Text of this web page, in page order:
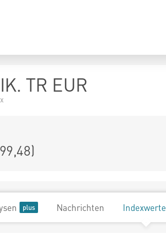
TR EUR
)
Nachrichten Indexwerte